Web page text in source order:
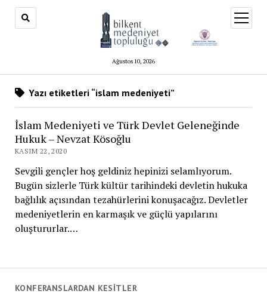
Ağustos 10, 2026
aç
KONFERANSLARDAN KESITLER
Yazı etiketleri “islam medeniyeti”
İslam Medeniyeti ve Türk Devlet Geleneğinde
Hukuk – Nevzat Kösoğlu
KASIM 22, 2020
Sevgili gençler hoş geldiniz hepinizi selamlıyorum.
Bugün sizlerle Türk kültür tarihindeki devletin hukuka
bağlılık açısından tezahürlerini konuşacağız. Devletler
medeniyetlerin en karmaşık ve güçlü yapılarını
oluştururlar.…